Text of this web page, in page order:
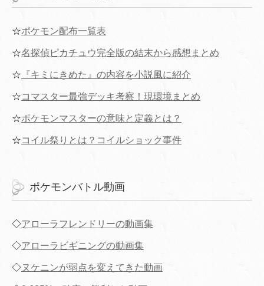
☆ポケモン配布一覧表
☆名探偵ピカチュウ完全版の結末から感想まとめ
☆ 『キミにきめた』の内容を小説風に紹介
☆コマスター最強デッキ考察！現環境まとめ
☆ポケモンマスターの意味と定義とは？
☆コイル祭りとは？コイルショック事件
ポケモンバトル動画
◇アローラフレンドリーの動画集
◇アローラビギニングの動画集
◇ヌケニンが弱点を変えてきた動画